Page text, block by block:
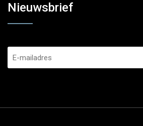
Nieuwsbrief